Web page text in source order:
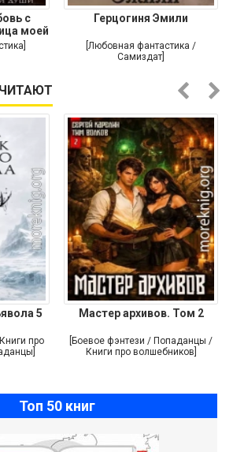
с
моей
Герцогиня Эмили
[Любовная фантастика /
Самиздат]
5
про
Мастер архивов. Том 2
[Боевое фэнтези / Попаданцы /
Книги про волшебников]
Топ 50 книг